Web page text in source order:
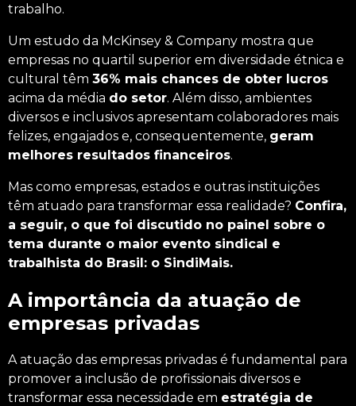
trabalho.
Um estudo da McKinsey & Company mostra que
empresas no quartil superior em diversidade étnica e
cultural têm 36% mais chances de obter lucros
acima da média do setor. Além disso, ambientes
diversos e inclusivos apresentam colaboradores mais
felizes, engajados e, consequentemente, geram
melhores resultados financeiros.
Mas como empresas, estados e outras instituições
têm atuado para transformar essa realidade? Confira,
a seguir, o que foi discutido no painel sobre o
tema durante o maior evento sindical e
trabalhista do Brasil: o SindiMais.
A importância da atuação de
empresas privadas
A atuação das empresas privadas é fundamental para
promover a inclusão de profissionais diversos e
transformar essa necessidade em estratégia de